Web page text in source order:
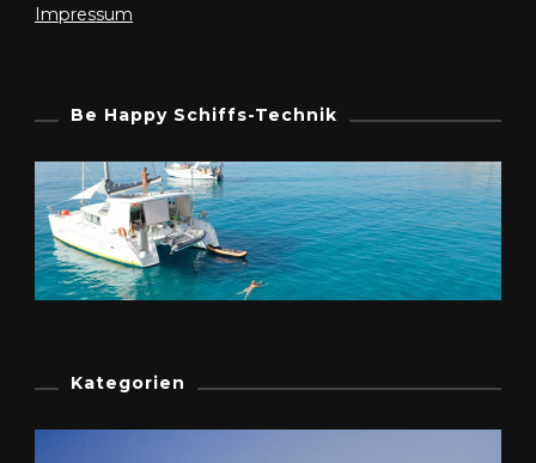
Impressum
Be Happy Schiffs-Technik
Kategorien